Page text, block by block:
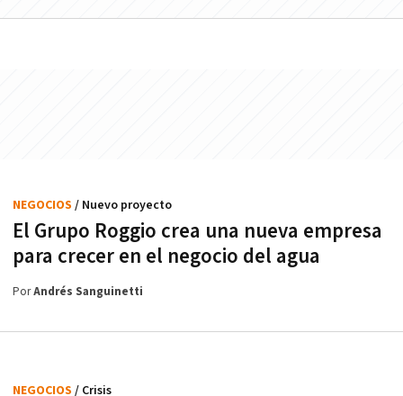
El Grupo Roggio crea una nueva empresa
para crecer en el negocio del agua
NEGOCIOS / Nuevo proyecto
PorAndrés Sanguinetti
NEGOCIOS / Crisis